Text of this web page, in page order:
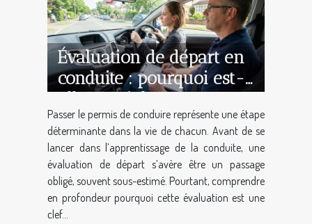
Évaluation de départ en
conduite : pourquoi est-
elle cruciale ?
Passer le permis de conduire représente une étape
déterminante dans la vie de chacun. Avant de se
lancer dans l’apprentissage de la conduite, une
évaluation de départ s’avère être un passage
obligé, souvent sous-estimé. Pourtant, comprendre
en profondeur pourquoi cette évaluation est une
clef...